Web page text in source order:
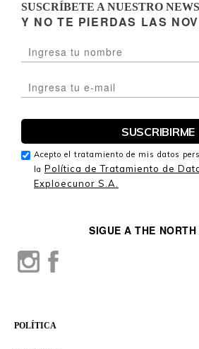
POLÍTICA
SIGUE A THE NORTH
SUSCRÍBETE A NUESTRO
Y NO TE PIERDAS LAS
Acepto el tratamiento de mis datos
la Política de Tratamiento de
Exploecunor S.A.